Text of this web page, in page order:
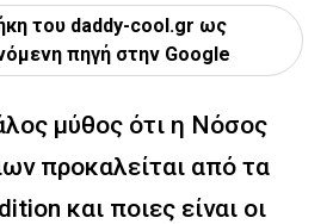
του daddy-cool.gr ως
πηγή στην Google
μύθος ότι η Νόσος
προκαλείται από τα
και ποιες είναι οι